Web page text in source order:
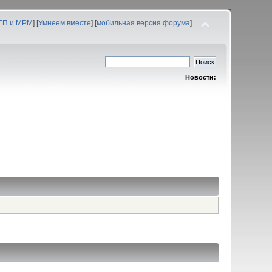
и МРМ] [Умнеем вместе] [мобильная версия форума]
Новости: